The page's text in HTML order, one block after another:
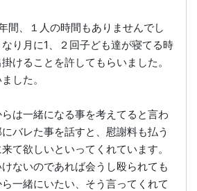
間、１人の時間もありませんでし
り月に1、２回子ども達が寝てる時
けることを許してもらいました。
した。
は一緒になる事を考えてると言わ
バレた事を話すと、慰謝料も払う
て欲しいといってくれています。
ないのであれば会うし殴られても
一緒にいたい、そう言ってくれて